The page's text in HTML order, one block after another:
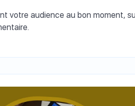
votre audience au bon moment,